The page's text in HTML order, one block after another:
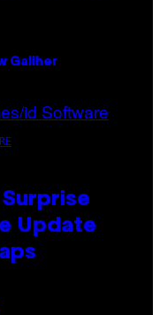
Galiher
Update